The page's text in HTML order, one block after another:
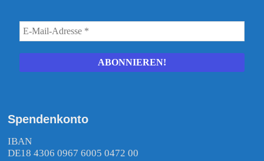
Spendenkonto
IBAN
DE18 4306 0967 6005 0472 00